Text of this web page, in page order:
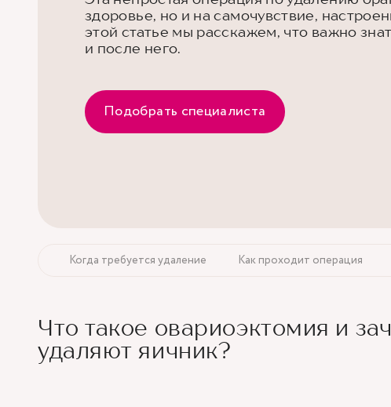
здоровье, но и на самочувствие,
этой статье мы расскажем, что важно
и после него.
Подобрать специалиста
Когда требуется удаление Как проходит операция
Что такое овариоэктомия и
удаляют яичник?